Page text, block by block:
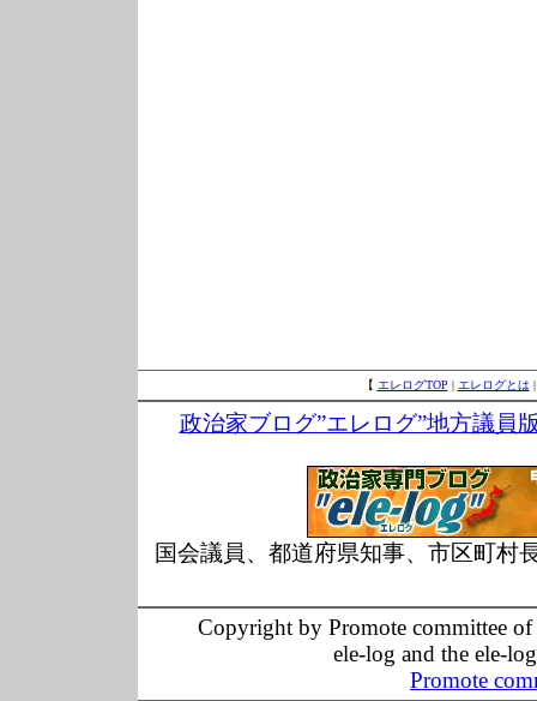
【 エレログTOP | エレログとは
政治家ブログ”エレログ”地方議員
国会議員、都道府県知事、市区町村
Copyright by Promote committee
ele-log and the ele-
Promote